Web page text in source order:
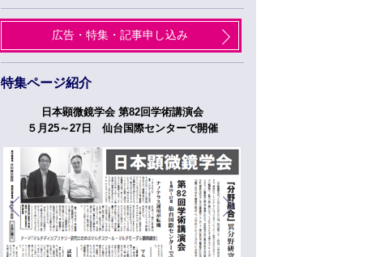
広告・特集・記事申し込み
特集ページ紹介
日本顕微鏡学会 第82回学術講演会
５月25～27日 仙台国際センターで開催